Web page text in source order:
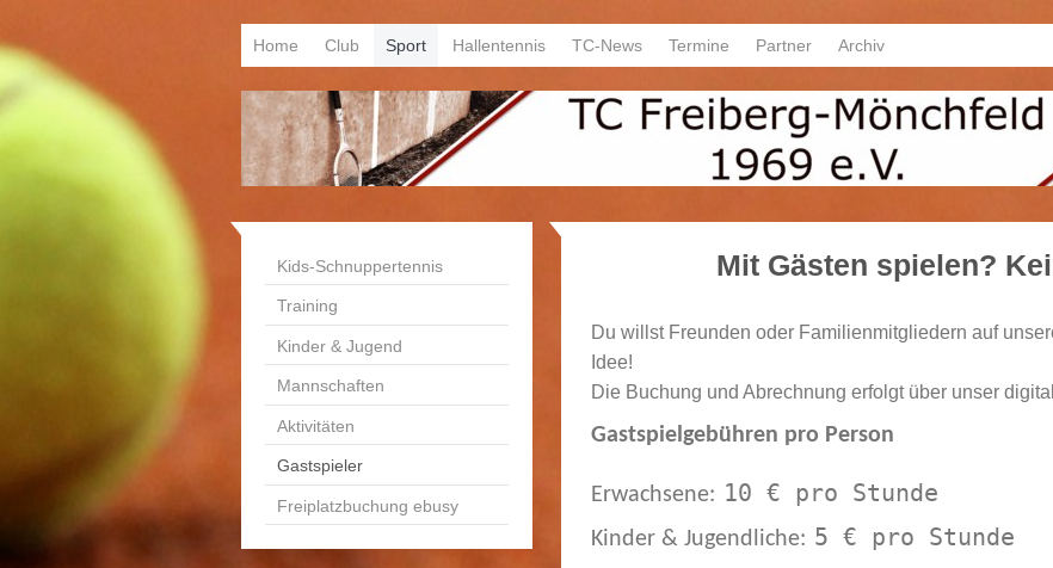
Home Club Sport Hallentennis TC-News Termine Partner Archiv
Mit Gästen spielen?
Du willst Freunden oder Familienmitgliedern auf
Idee!
Die Buchung und Abrechnung erfolgt über unser
Gastspielgebühren pro Person
Erwachsene: 10 € pro Stunde
Kinder & Jugendliche: 5 € pro Stunde
Kids-Schnuppertennis
Training
Kinder & Jugend
Mannschaften
Aktivitäten
Gastspieler
Freiplatzbuchung ebusy